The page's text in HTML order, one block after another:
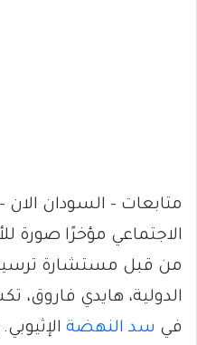
متابعات – السودان
الاجتماعي مؤخرًا صورة
من قبل مستشارة ترسيم
الدولية، هايدي
في سد النهضة